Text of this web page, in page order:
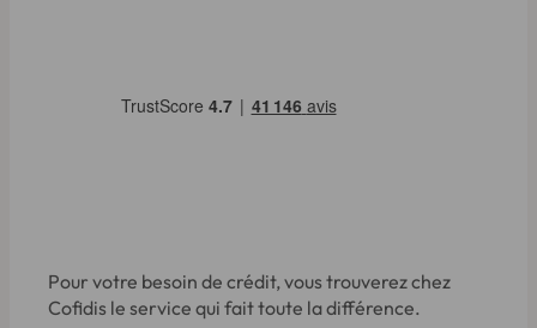
Pour votre besoin de crédit, vous trouverez chez
Cofidis le service qui fait toute la différence.